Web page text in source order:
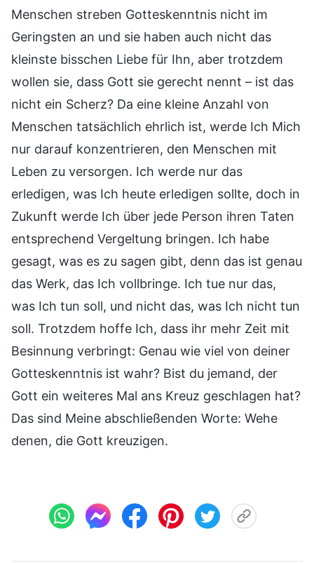
Menschen streben Gotteskenntnis nicht im
Geringsten an und sie haben auch nicht das
kleinste bisschen Liebe für Ihn, aber trotzdem
wollen sie, dass Gott sie gerecht nennt – ist das
nicht ein Scherz? Da eine kleine Anzahl von
Menschen tatsächlich ehrlich ist, werde Ich Mich
nur darauf konzentrieren, den Menschen mit
Leben zu versorgen. Ich werde nur das
erledigen, was Ich heute erledigen sollte, doch in
Zukunft werde Ich über jede Person ihren Taten
entsprechend Vergeltung bringen. Ich habe
gesagt, was es zu sagen gibt, denn das ist genau
das Werk, das Ich vollbringe. Ich tue nur das,
was Ich tun soll, und nicht das, was Ich nicht tun
soll. Trotzdem hoffe Ich, dass ihr mehr Zeit mit
Besinnung verbringt: Genau wie viel von deiner
Gotteskenntnis ist wahr? Bist du jemand, der
Gott ein weiteres Mal ans Kreuz geschlagen hat?
Das sind Meine abschließenden Worte: Wehe
denen, die Gott kreuzigen.